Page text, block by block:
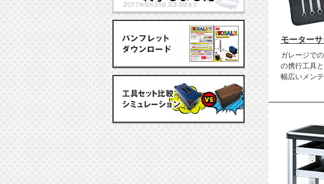
モーター
ガレージで
の携行工具
幅広いメン